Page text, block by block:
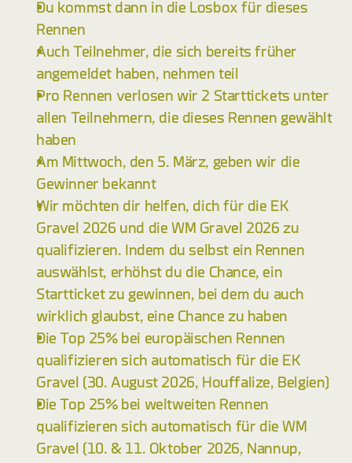
Du kommst dann in die Losbox für dieses
Rennen
Auch Teilnehmer, die sich bereits früher
angemeldet haben, nehmen teil
Pro Rennen verlosen wir 2 Starttickets unter
allen Teilnehmern, die dieses Rennen gewählt
haben
Am Mittwoch, den 5. März, geben wir die
Gewinner bekannt
Wir möchten dir helfen, dich für die EK
Gravel 2026 und die WM Gravel 2026 zu
qualifizieren. Indem du selbst ein Rennen
auswählst, erhöhst du die Chance, ein
Startticket zu gewinnen, bei dem du auch
wirklich glaubst, eine Chance zu haben
Die Top 25% bei europäischen Rennen
qualifizieren sich automatisch für die EK
Gravel (30. August 2026, Houffalize, Belgien)
Die Top 25% bei weltweiten Rennen
qualifizieren sich automatisch für die WM
Gravel (10. & 11. Oktober 2026, Nannup,